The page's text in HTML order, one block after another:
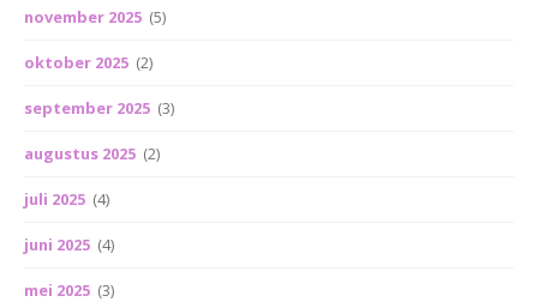
november 2025 (5)
oktober 2025 (2)
september 2025 (3)
augustus 2025 (2)
juli 2025 (4)
juni 2025 (4)
mei 2025 (3)